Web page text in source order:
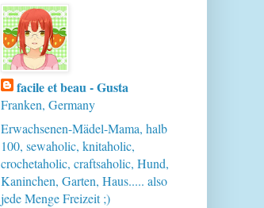
facile et beau - Gusta
Franken, Germany
Erwachsenen-Mädel-Mama, halb
100, sewaholic, knitaholic,
crochetaholic, craftsaholic, Hund,
Kaninchen, Garten, Haus..... also
jede Menge Freizeit ;)